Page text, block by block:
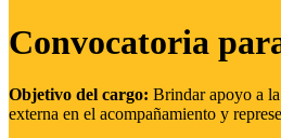
Convocatoria
Objetivo del cargo: Brindar apoyo a
externa en el acompañamiento y